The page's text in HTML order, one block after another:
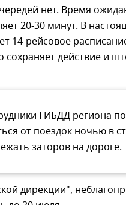
нет. Время
20-30 минут. В
14-рейсовое
сохраняет действие и
ГИБДД региона
от поездок ночью в
заторов на дороге.
дирекции",